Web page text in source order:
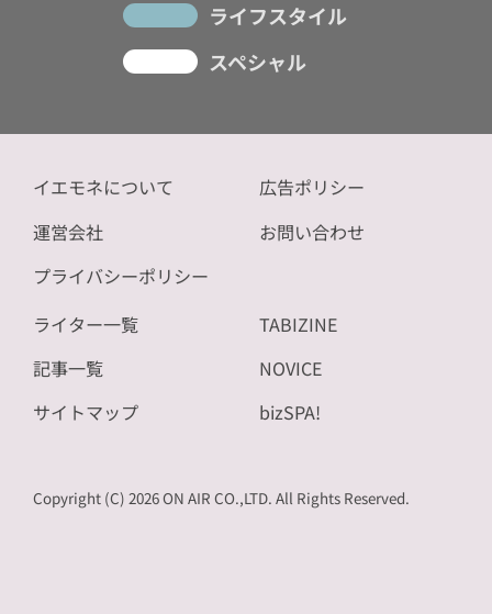
ライフスタイル
スペシャル
イエモネについて
運営会社
プライバシーポリシー
広告ポリシー
お問い合わせ
ライター一覧
記事一覧
サイトマップ
TABIZINE
NOVICE
bizSPA!
Copyright (C) 2026 ON AIR CO.,LTD. All Rights Reserved.